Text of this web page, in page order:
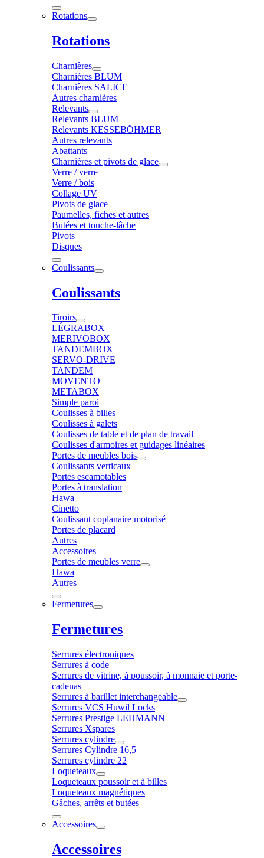
Rotations
Rotations
Charnières
Charnières BLUM
Charnières SALICE
Autres charnières
Relevants
Relevants BLUM
Relevants KESSEBÖHMER
Autres relevants
Abattants
Charnières et pivots de glace
Verre / verre
Verre / bois
Collage UV
Pivots de glace
Paumelles, fiches et autres
Butées et touche-lâche
Pivots
Disques
Coulissants
Coulissants
Tiroirs
LÉGRABOX
MERIVOBOX
TANDEMBOX
SERVO-DRIVE
TANDEM
MOVENTO
METABOX
Simple paroi
Coulisses à billes
Coulisses à galets
Coulisses de table et de plan de travail
Coulisses d'armoires et guidages linéaires
Portes de meubles bois
Coulissants verticaux
Portes escamotables
Portes à translation
Hawa
Cinetto
Coulissant coplanaire motorisé
Portes de placard
Autres
Accessoires
Portes de meubles verre
Hawa
Autres
Fermetures
Fermetures
Serrures électroniques
Serrures à code
Serrures de vitrine, à poussoir, à monnaie et porte-
cadenas
Serrures à barillet interchangeable
Serrures VCS Huwil Locks
Serrures Prestige LEHMANN
Serrures Xspares
Serrures cylindre
Serrures Cylindre 16,5
Serrures cylindre 22
Loqueteaux
Loqueteaux poussoir et à billes
Loqueteaux magnétiques
Gâches, arrêts et butées
Accessoires
Accessoires